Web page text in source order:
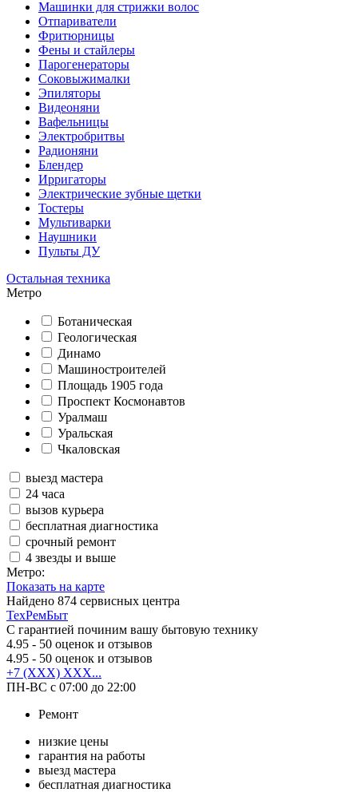
Машинки для стрижки волос
Отпариватели
Фритюрницы
Фены и стайлеры
Парогенераторы
Соковыжималки
Эпиляторы
Видеоняни
Вафельницы
Электробритвы
Радионяни
Блендер
Ирригаторы
Электрические зубные щетки
Тостеры
Мультиварки
Наушники
Пульты ДУ
Остальная техника
Метро
Ботаническая
Геологическая
Динамо
Машиностроителей
Площадь 1905 года
Проспект Космонавтов
Уралмаш
Уральская
Чкаловская
выезд мастера
24 часа
вызов курьера
бесплатная диагностика
срочный ремонт
4 звезды и выше
Метро:
Показать на карте
Найдено 874 сервисных центра
ТехРемБыт
С гарантией починим вашу бытовую технику
4.95 - 50 оценок и отзывов
4.95 - 50 оценок и отзывов
+7 (XXX) XXX...
ПН-ВС с 07:00 до 22:00
Ремонт
низкие цены
гарантия на работы
выезд мастера
бесплатная диагностика